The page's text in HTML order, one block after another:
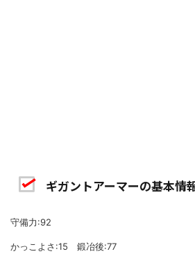
ギガントアーマーの基本情
守備力:92
かっこよさ:15 鍛冶後:77